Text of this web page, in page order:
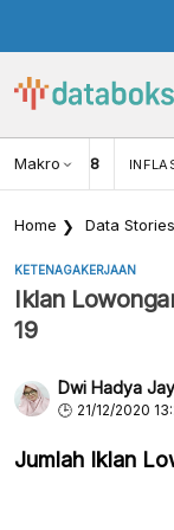
Makro
USD/IDR 18
Home Data Stories
KETENAGAKERJAAN
Iklan
19
Dwi Hadya
21/12/2020
Jumlah Iklan